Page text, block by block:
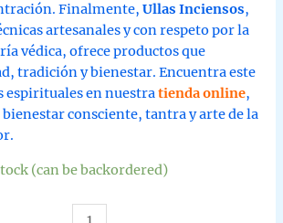
Finalmente,Ullas Inciensos,
artesanales y con respeto por la
védica, ofrece productos que
tradición y bienestar. Encuentra este
espirituales en nuestratienda online,
bienestar consciente, tantra y arte de la
(can be backordered)
Incienso